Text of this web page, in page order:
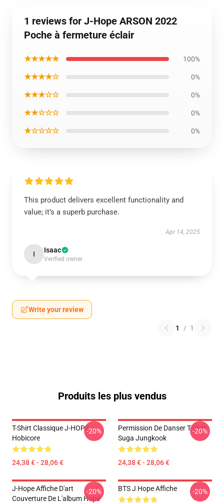
1 reviews for J-Hope ARSON 2022
Poche à fermeture éclair
★★★★★ 100%
★★★★☆ 0%
★★★☆☆ 0%
★★☆☆☆ 0%
★☆☆☆☆ 0%
This product delivers excellent functionality and
value; it’s a superb purchase.
Apr 14, 2025
I Isaac
Verified owner
Write your review
1 / 1
Produits les plus vendus
T-Shirt Classique J-HOPE
Hobicore
24,38 € - 28,06 €
-20%
Permission De Danser T-Shirt
Suga Jungkook
24,38 € - 28,06 €
-20%
J-Hope Affiche D'art
Couverture De L'album Hope
-20% BTS J Hope Affiche -20%